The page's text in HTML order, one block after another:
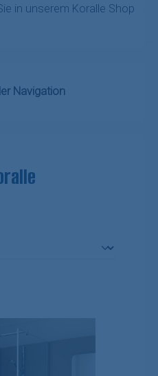
in unserem Koralle Shop
Navigation